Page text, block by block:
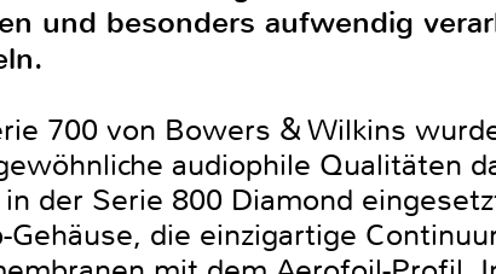
und besonders aufwendig
700 von Bowers & Wilkins
audiophile Qualitäten
der Serie 800 Diamond
Gehäuse, die einzigartige